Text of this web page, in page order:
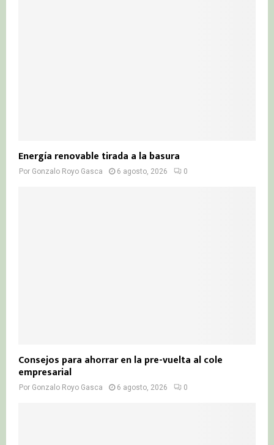
Energía renovable tirada a la basura
Por Gonzalo Royo Gasca 6 agosto, 2026 0
Consejos para ahorrar en la pre-vuelta al cole
empresarial
Por Gonzalo Royo Gasca 6 agosto, 2026 0